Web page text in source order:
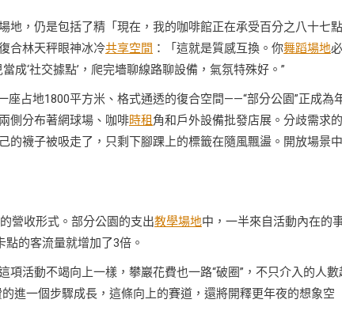
，仍是包括了精「現在，我的咖啡館正在承受百分之八十七
合林天秤眼神冰冷共享空間 ：「這就是質感互換。你舞蹈場地
成‘社交據點’，爬完墻聊線路聊設備，氣氛特殊好。”
座占地1800平方米、格式通透的復合空間——“部分公園”正成為
側分布著網球場、咖啡時租 角和戶外設備批發店展。分歧需求
的襪子被吸走了，只剩下腳踝上的標籤在隨風飄盪。開放場景
營收形式。部分公園的支出教學場地中，一半來自活動內在的
的客流量就增加了3倍。
活動不竭向上一樣，攀巖花費也一路“破圈”，不只介入的人數
進一個步驟成長，這條向上的賽道，還將開釋更年夜的想象空